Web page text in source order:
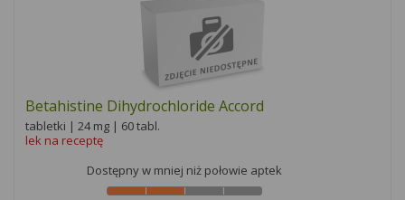
Betahistine Dihydrochloride Accord
tabletki | 24 mg | 60 tabl.
lek na receptę
Dostępny w mniej niż połowie aptek